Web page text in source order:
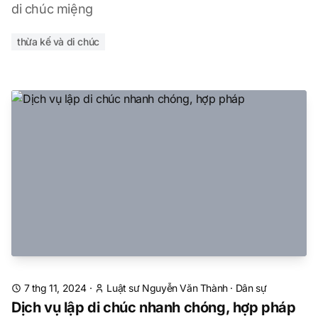
di chúc miệng
thừa kế và di chúc
7 thg 11, 2024 · Luật sư Nguyễn Văn Thành· Dân sự
Dịch vụ lập di chúc nhanh chóng, hợp pháp